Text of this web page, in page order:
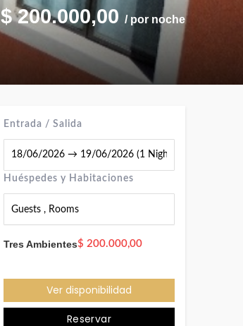
$200.000,00 / por noche
Entrada / Salida
Huéspedes y Habitaciones
Guests , Rooms
Tres Ambientes$200.000,00
Ver disponibilidad
Reservar